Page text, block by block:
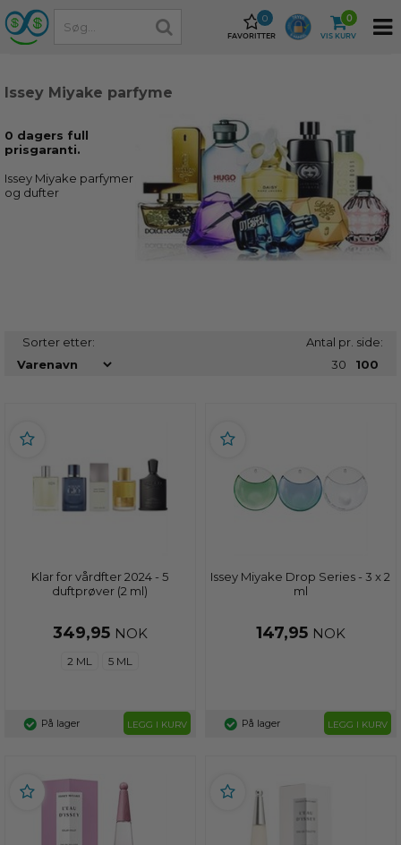
FAVORITTER
0
VIS KURV
0
Issey Miyake parfyme
0 dagers full
prisgaranti.
Issey Miyake parfymer
og dufter
Sorter etter:
Antal pr. side:
30
100
Klar for vårdfter 2024 - 5
duftprøver (2 ml)
349,95 NOK
2 ML 5 ML
På lager LEGG I KURV
Issey Miyake Drop Series - 3 x 2
ml
147,95 NOK
På lager LEGG I KURV